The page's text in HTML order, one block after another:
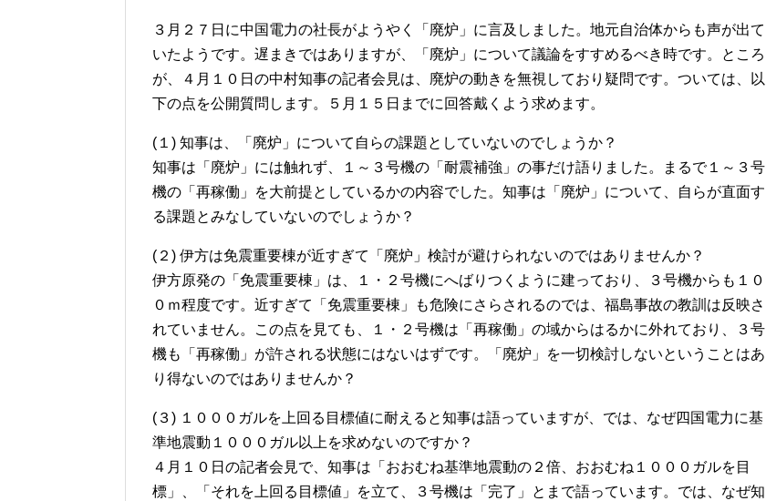
３月２７日に中国電力の社長がようやく「廃炉」に言及しました。地元自治体からも声が出て
いたようです。遅まきではありますが、「廃炉」について議論をすすめるべき時です。ところ
が、４月１０日の中村知事の記者会見は、廃炉の動きを無視しており疑問です。ついては、以
下の点を公開質問します。５月１５日までに回答戴くよう求めます。
(１) 知事は、「廃炉」について自らの課題としていないのでしょうか？
知事は「廃炉」には触れず、１～３号機の「耐震補強」の事だけ語りました。まるで１～３号
機の「再稼働」を大前提としているかの内容でした。知事は「廃炉」について、自らが直面す
る課題とみなしていないのでしょうか？
(２) 伊方は免震重要棟が近すぎて「廃炉」検討が避けられないのではありませんか？
伊方原発の「免震重要棟」は、１・２号機にへばりつくように建っており、３号機からも１０
０ｍ程度です。近すぎて「免震重要棟」も危険にさらされるのでは、福島事故の教訓は反映さ
れていません。この点を見ても、１・２号機は「再稼働」の域からはるかに外れており、３号
機も「再稼働」が許される状態にはないはずです。「廃炉」を一切検討しないということはあ
り得ないのではありませんか？
(３) １０００ガルを上回る目標値に耐えると知事は語っていますが、では、なぜ四国電力に基
準地震動１０００ガル以上を求めないのですか？
４月１０日の記者会見で、知事は「おおむね基準地震動の２倍、おおむね１０００ガルを目
標」、「それを上回る目標値」を立て、３号機は「完了」とまで語っています。では、なぜ知